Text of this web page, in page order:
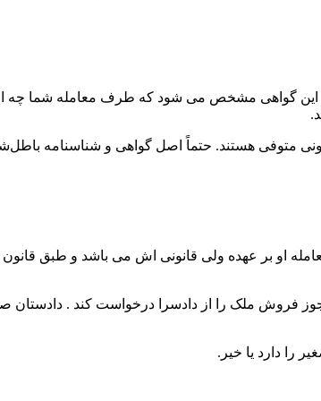
گواهی مشخص می شود که طرف معامله شما چه
هستند. حتماً اصل گواهی و شناسنامه
داشته باشد که سن او کمتر از ۱۵ سال باشد ، حق معامله او بر عهده ولی
مجوز فروش ملک را از دادسرا درخواست کند .
را دارد یا خیر.